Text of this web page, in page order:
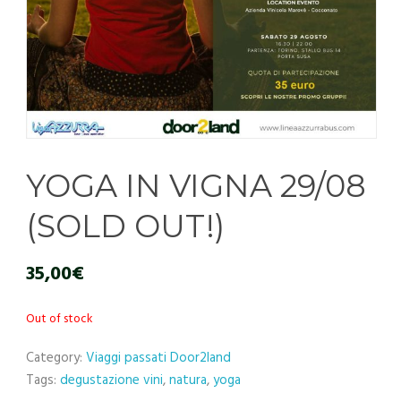
YOGA IN VIGNA 29/08
(SOLD OUT!)
35,00€
Out of stock
Category: Viaggi passati Door2land
Tags: degustazione vini,natura,yoga